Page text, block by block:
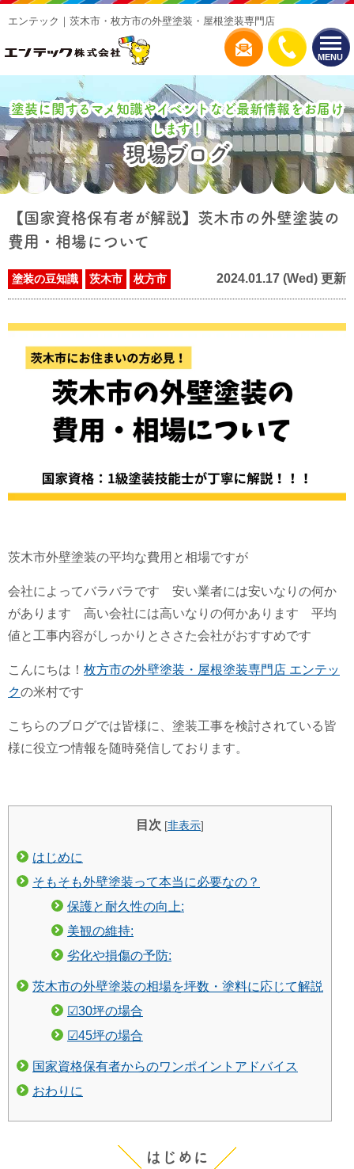
MENU
エンテック｜茨木市・枚方市の外壁塗装・屋根塗装専門店
塗装に関するマメ知識やイベントなど最新情報をお届け
します！
現場ブログ
【国家資格保有者が解説】茨木市の外壁塗装の
費用・相場について
塗装の豆知識 茨木市 枚方市 2024.01.17 (Wed) 更新
茨木市外壁塗装の平均な費用と相場ですが
会社によってバラバラです 安い業者には安いなりの何か
があります 高い会社には高いなりの何かあります 平均
値と工事内容がしっかりとささた会社がおすすめです
こんにちは！ 枚方市の外壁塗装・屋根塗装専門店 エンテッ
クの米村です
こちらのブログでは皆様に、塗装工事を検討されている皆
様に役立つ情報を随時発信しております。
目次 [非表示]
はじめに
そもそも外壁塗装って本当に必要なの？
保護と耐久性の向上:
美観の維持:
劣化や損傷の予防:
茨木市の外壁塗装の相場を坪数・塗料に応じて解説
☑︎30坪の場合
☑︎45坪の場合
国家資格保有者からのワンポイントアドバイス
おわりに
はじめに